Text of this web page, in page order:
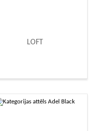
LOFT